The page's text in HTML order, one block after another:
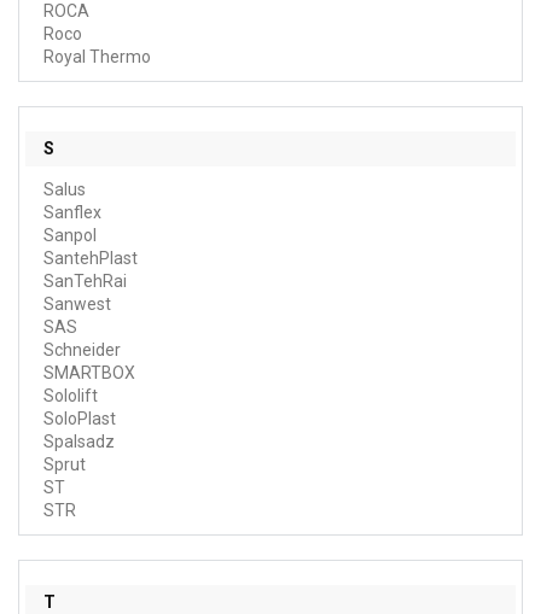
ROCA
Roco
Royal Thermo
S
Salus
Sanflex
Sanpol
SantehPlast
SanTehRai
Sanwest
SAS
Schneider
SMARTBOX
Sololift
SoloPlast
Spalsadz
Sprut
ST
STR
T